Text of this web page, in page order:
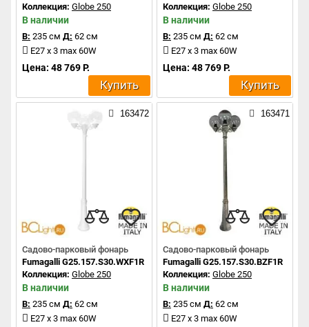
Коллекция: Globe 250
В наличии
В: 235 см Д: 62 см
E27 x 3 max 60W
Цена: 48 769 Р.
Купить
Коллекция: Globe 250
В наличии
В: 235 см Д: 62 см
E27 x 3 max 60W
Цена: 48 769 Р.
Купить
163472
Садово-парковый фонарь
Fumagalli G25.157.S30.WXF1R
Коллекция: Globe 250
В наличии
В: 235 см Д: 62 см
E27 x 3 max 60W
163471
Садово-парковый фонарь
Fumagalli G25.157.S30.BZF1R
Коллекция: Globe 250
В наличии
В: 235 см Д: 62 см
E27 x 3 max 60W